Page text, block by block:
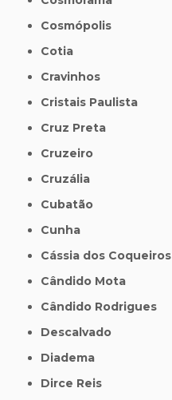
Cosmópolis
Cotia
Cravinhos
Cristais Paulista
Cruz Preta
Cruzeiro
Cruzália
Cubatão
Cunha
Cássia dos Coqueiros
Cândido Mota
Cândido Rodrigues
Descalvado
Diadema
Dirce Reis